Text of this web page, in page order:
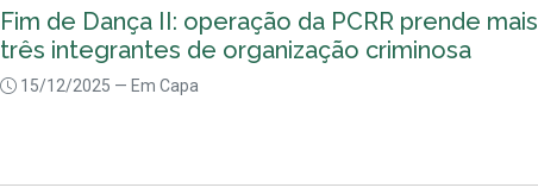
Fim de Dança II: operação da PCRR prende mais
três integrantes de organização criminosa
15/12/2025 — Em Capa